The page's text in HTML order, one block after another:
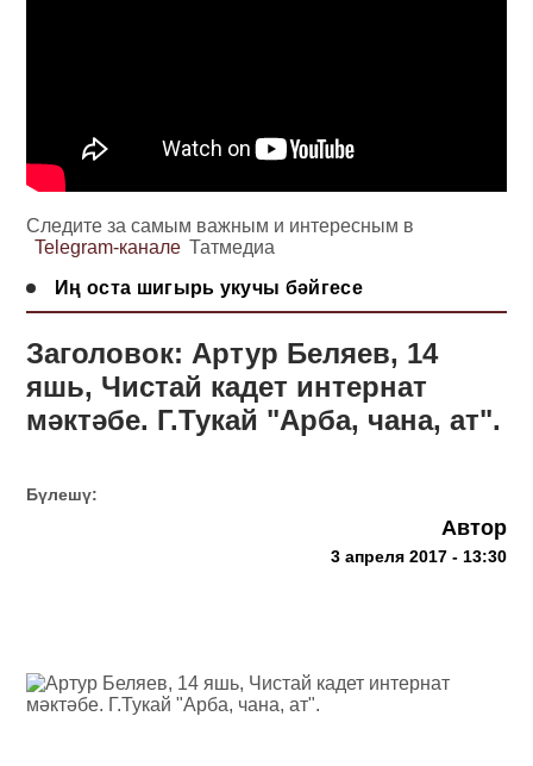
Следите за самым важным и интересным в
Telegram-канале Татмедиа
Иң оста шигырь укучы бәйгесе
Заголовок: Артур Беляев, 14
яшь, Чистай кадет интернат
мәктәбе. Г.Тукай "Арба, чана, ат".
Бүлешү:
Автор
3 апреля 2017 - 13:30